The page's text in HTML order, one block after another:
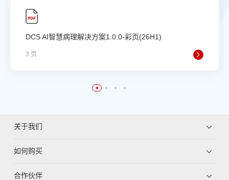
DCS AI智慧病理解决方案1.0.0-彩页(26H1)
3 页
关于我们
如何购买
合作伙伴